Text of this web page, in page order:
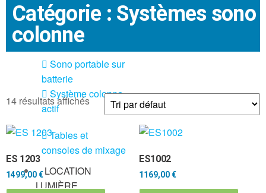
Pack système
sono actif
Pieds et câbles
Sono portable sur
batterie
Système colonne
actif
Tables et
consoles de mixage
LOCATION
LUMIÈRE
Catégorie : Systèmes sono
colonne
14 résultats affichés
ES 1203
1499,00 €
ES1002
1169,00 €